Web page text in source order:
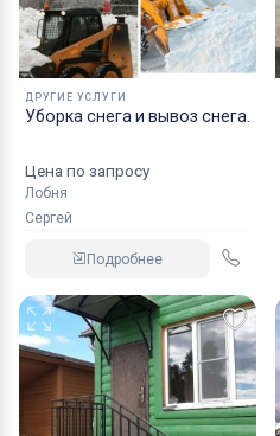
ДРУГИЕ УСЛУГИ
Уборка снега и вывоз снега.
Цена по запросу
Лобня
Сергей
Подробнее